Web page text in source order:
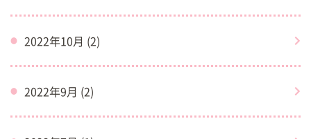
2022年10月 (2)
2022年9月 (2)